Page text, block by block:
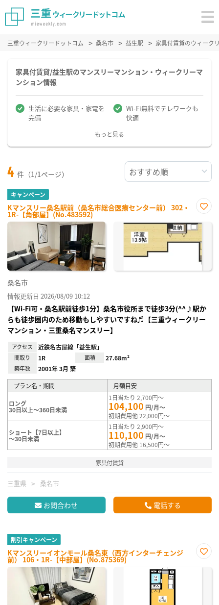
三重ウィークリードットコム 桑名市 益生駅 家具付賃貸のウィーク
家具付賃貸/益生駅のマンスリーマンション・ウィークリーマ
ンション情報
生活に必要な家具・家電を
完備
Wi-Fi無料でテレワークも
快適
もっと見る
4 件（1/1ページ）
キャンペーン
Kマンスリー桑名駅前（桑名市総合医療センター前） 302・
1R-【角部屋】(No.483592)
に入
り登
桑名市
情報更新日 2026/08/09 10:12
【Wi-Fi可・桑名駅前徒歩1分】桑名市役所まで徒歩3分(^^♪駅か
らも徒歩圏内のため移動もしやすいですね♬【三重ウィークリー
マンション・三重桑名マンスリー】
アクセス 近鉄名古屋線「益生駅」
間取り 1R 面積 27.68m²
築年数 2001年 3月 築
プラン名・期間 月額目安
ロング
30日以上～360日未満
1日当たり 2,700円～
104,100 円/月～
初期費用他 22,000円～
ショート【7日以上】
～30日未満
1日当たり 2,900円～
110,100 円/月～
初期費用他 16,500円～
家具付賃貸
三重県 桑名市
お問合わせ 電話する
割引キャンペーン
Kマンスリーイオンモール桑名東（西方インターチェンジ
前） 106・1R-【中部屋】(No.875369)
に入